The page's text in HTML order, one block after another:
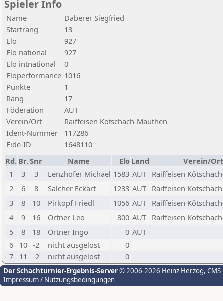
Spieler Info
Name
Daberer Siegfried
Startrang
13
Elo
927
Elo national
927
Elo intnational
0
Eloperformance 1016
Punkte
1
Rang
17
Föderation
AUT
Verein/Ort
Raiffeisen Kötschach-Mauthen
Ident-Nummer
117286
Fide-ID
1648110
Rd. Br.Snr Name Elo Land
Verein/Ort
1
3 3 Lenzhofer Michael 1583 AUT Raiffeisen
2
6 8 Salcher Eckart 1233 AUT Raiffeisen
3
8 10 Pirkopf Friedl 1056 AUT Raiffeisen
4
9 16 Ortner Leo 800 AUT Raiffeisen
5
8 18 Ortner Ingo 0 AUT
6
10 -2 nicht ausgelost
0
7
11 -2 nicht ausgelost 0
Der Schachturnier-Ergebnis-Server© 2006-2026 Heinz Herzog,
Impressum / Nutzungsbedingungen